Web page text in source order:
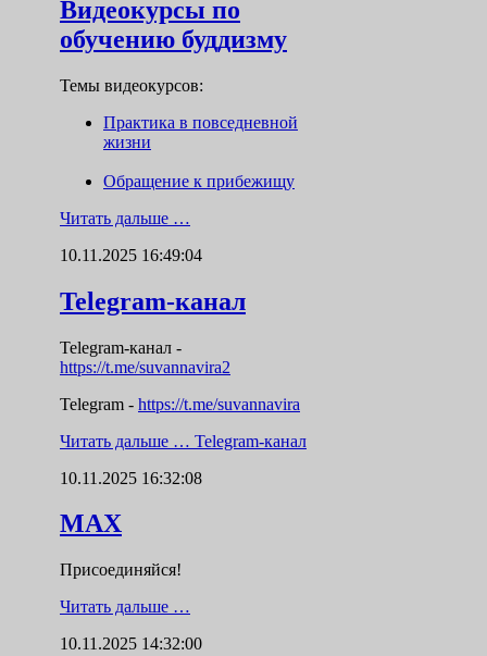
Видеокурсы по
обучению буддизму
Темы видеокурсов:
Практика в повседневной
жизни
Обращение к прибежищу
Читать дальше …
10.11.2025 16:49:04
Telegram-канал
Telegram-канал -
https://t.me/suvannavira2
Telegram - https://t.me/suvannavira
Читать дальше … Telegram-канал
10.11.2025 16:32:08
MAX
Присоединяйся!
Читать дальше …
10.11.2025 14:32:00